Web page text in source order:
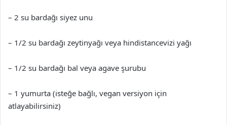
– 2 su bardağı siyez unu
– 1/2 su bardağı zeytinyağı veya hindistancevizi yağı
– 1/2 su bardağı bal veya agave şurubu
– 1 yumurta (isteğe bağlı, vegan versiyon için
atlayabilirsiniz)